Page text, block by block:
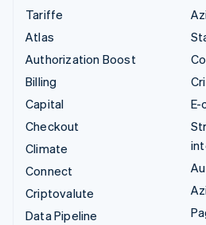
Tariffe
Atlas
Authorization Boost
Billing
Capital
Checkout
Climate
Connect
Criptovalute
Data Pipeline
E-